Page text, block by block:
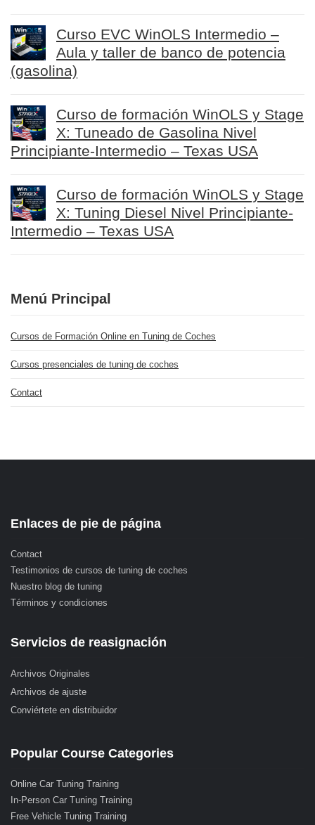
Curso EVC WinOLS Intermedio –
Aula y taller de banco de potencia
(gasolina)
Curso de formación WinOLS y Stage
X: Tuneado de Gasolina Nivel
Principiante-Intermedio – Texas USA
Curso de formación WinOLS y Stage
X: Tuning Diesel Nivel Principiante-
Intermedio – Texas USA
Menú Principal
Cursos de Formación Online en Tuning de Coches
Cursos presenciales de tuning de coches
Contact
Enlaces de pie de página
Contact
Testimonios de cursos de tuning de coches
Nuestro blog de tuning
Términos y condiciones
Servicios de reasignación
Archivos Originales
Archivos de ajuste
Conviértete en distribuidor
Popular Course Categories
Online Car Tuning Training
In-Person Car Tuning Training
Free Vehicle Tuning Training